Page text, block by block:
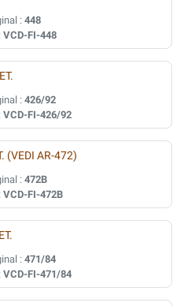
: 448
VCD-FI-448
: 426/92
VCD-FI-426/92
(VEDI AR-472)
: 472B
VCD-FI-472B
: 471/84
VCD-FI-471/84